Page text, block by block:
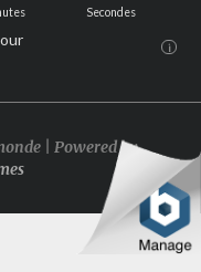
Secondes
i
| Powered by